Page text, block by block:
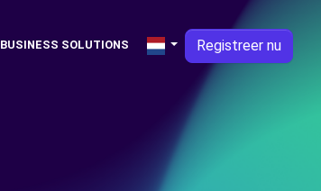
BUSINESS SOLUTIONS Registreer nu